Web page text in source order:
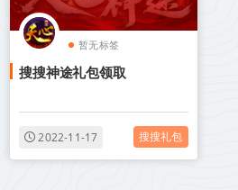
暂无标签
搜搜神途礼包领取
2022-11-17 搜搜礼包